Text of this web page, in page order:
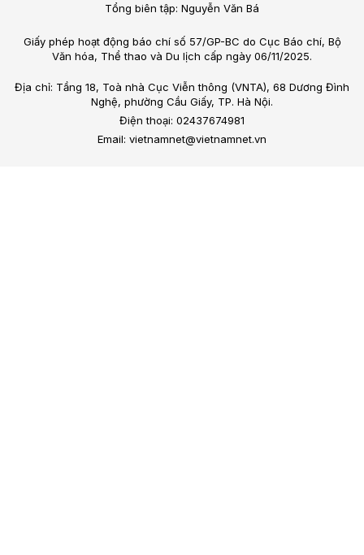
Tổng biên tập: Nguyễn Văn Bá
Giấy phép hoạt động báo chí số 57/GP-BC do Cục Báo chí, Bộ
Văn hóa, Thể thao và Du lịch cấp ngày 06/11/2025.
Địa chỉ: Tầng 18, Toà nhà Cục Viễn thông (VNTA), 68 Dương Đình
Nghệ, phường Cầu Giấy, TP. Hà Nội.
Điện thoại: 02437674981
Email: vietnamnet@vietnamnet.vn